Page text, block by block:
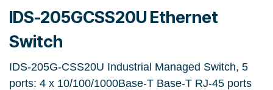
IDS-205GCSS20U Ethernet
Switch
IDS-205G-CSS20U Industrial Managed Switch, 5
ports: 4 x 10/100/1000Base-T Base-T RJ-45 ports